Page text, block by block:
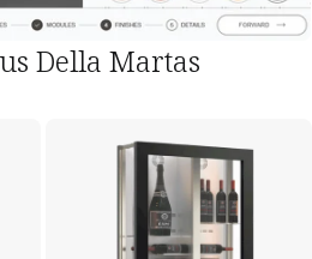
Della Martas